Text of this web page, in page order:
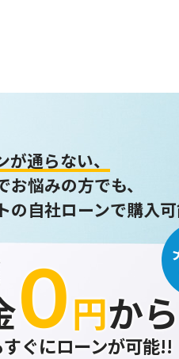
が通らない、
お悩みの方でも、
の自社ローンで購入
０円から
ぐにローンが可能!!